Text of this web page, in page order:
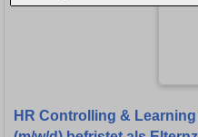
HR Controlling &